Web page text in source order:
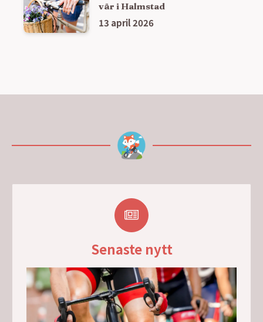
vår i Halmstad
13 april 2026
Senaste nytt